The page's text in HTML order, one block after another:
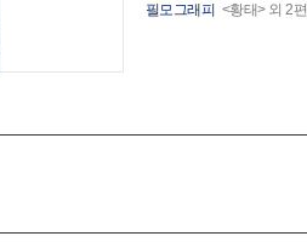
필모그래피 <황태> 외 2편